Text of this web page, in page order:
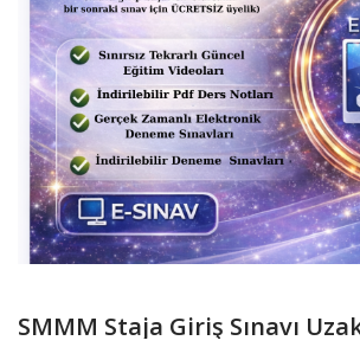
SMMM Staja Giriş Sınavı